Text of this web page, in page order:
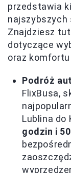
przedstawia
najszybszych
Znajdziesz
dotyczące
oraz komfortu
Podróż
FlixBusa,
Lublina do
godzin i